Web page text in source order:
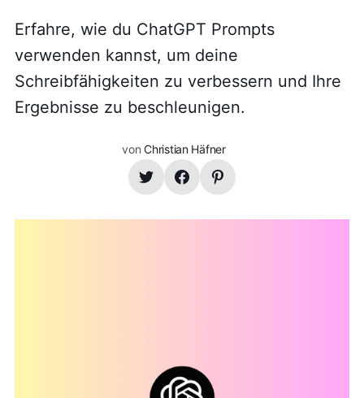
Erfahre, wie du ChatGPT Prompts
verwenden kannst, um deine
Schreibfähigkeiten zu verbessern und Ihre
Ergebnisse zu beschleunigen.
von Christian Häfner